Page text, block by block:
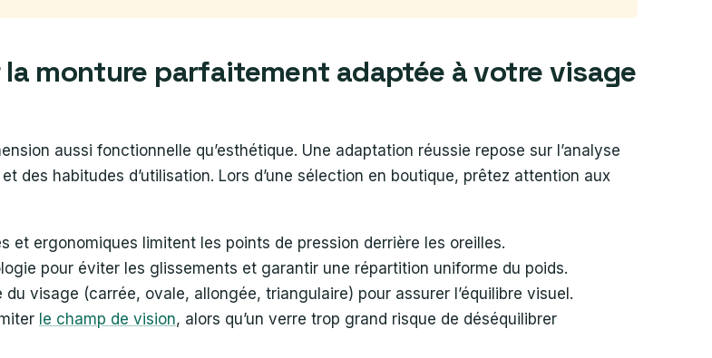
monture parfaitement adaptée à votre visage
aussi fonctionnelle qu’esthétique. Une adaptation réussie repose sur l’analyse
des habitudes d’utilisation. Lors d’une sélection en boutique, prêtez attention aux
et ergonomiques limitent les points de pression derrière les oreilles.
pour éviter les glissements et garantir une répartition uniforme du poids.
visage (carrée, ovale, allongée, triangulaire) pour assurer l’équilibre visuel.
le champ de vision, alors qu’un verre trop grand risque de déséquilibrer